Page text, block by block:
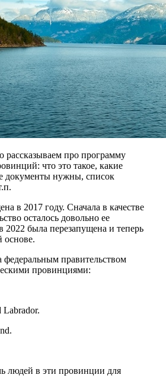
рассказываем про программу
что это такое, какие
документы нужны, список
в 2017 году. Сначала в качестве
осталось довольно ее
2022 была перезапущена и теперь
основе.
федеральным правительством
провинциями:
Labrador.
людей в эти провинции для